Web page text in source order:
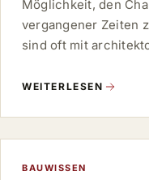
Möglichkeit, den
vergangener Zeiten
sind oft mit
WEITERLESEN
BAUWISSEN